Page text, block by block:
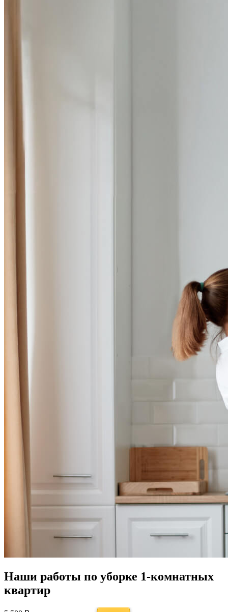
Наши работы по уборке 1-комнатных
квартир